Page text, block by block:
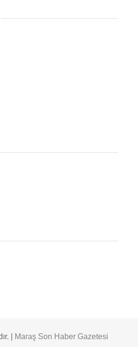
| Maraş Son Haber Gazetesi